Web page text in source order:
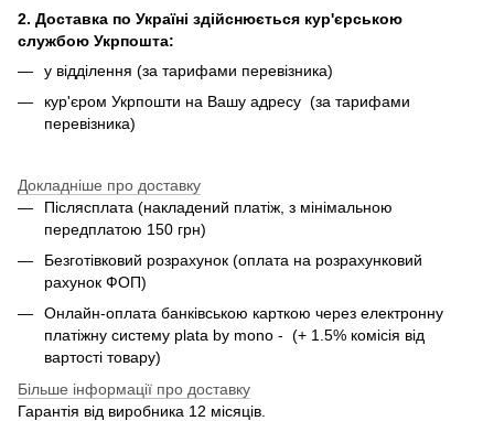
2. Доставка по Україні здійснюється кур'єрською
службою Укрпошта:
у відділення (за тарифами перевізника)
кур'єром Укрпошти на Вашу адресу (за тарифами
перевізника)
Докладніше про доставку
Післясплата (накладений платіж, з мінімальною
передплатою 150 грн)
Безготівковий розрахунок (оплата на розрахунковий
рахунок ФОП)
Онлайн-оплата банківською карткою через електронну
платіжну систему plata by mono - (+ 1.5% комісія від
вартості товару)
Більше інформації про доставку
Гарантія від виробника 12 місяців.